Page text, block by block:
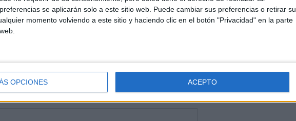
se aplicarán solo a este sitio web. Puede cambiar sus preferencias o retirar su
momento volviendo a este sitio y haciendo clic en el botón "Privacidad" en la parte
OPCIONES ACEPTO
un blog, es la apuesta personal de dos profesores Ginés y
son los encargados de los contenidos que encontramos
la mayor parte del tiempo, que sus tareas como docentes, y
les permite.
Los campos obligatorios están marcados con